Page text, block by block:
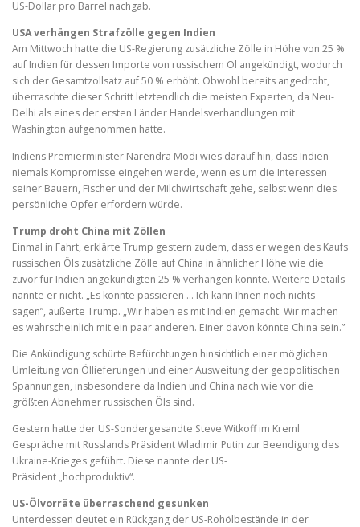
US-Dollar pro Barrel nachgab.
USA verhängen Strafzölle gegen Indien
Am Mittwoch hatte die US-Regierung zusätzliche Zölle in Höhe von 25 %
auf Indien für dessen Importe von russischem Öl angekündigt, wodurch
sich der Gesamtzollsatz auf 50 % erhöht. Obwohl bereits angedroht,
überraschte dieser Schritt letztendlich die meisten Experten, da Neu-
Delhi als eines der ersten Länder Handelsverhandlungen mit
Washington aufgenommen hatte.
Indiens Premierminister Narendra Modi wies darauf hin, dass Indien
niemals Kompromisse eingehen werde, wenn es um die Interessen
seiner Bauern, Fischer und der Milchwirtschaft gehe, selbst wenn dies
persönliche Opfer erfordern würde.
Trump droht China mit Zöllen
Einmal in Fahrt, erklärte Trump gestern zudem, dass er wegen des Kaufs
russischen Öls zusätzliche Zölle auf China in ähnlicher Höhe wie die
zuvor für Indien angekündigten 25 % verhängen könnte. Weitere Details
nannte er nicht. „Es könnte passieren … Ich kann Ihnen noch nichts
sagen”, äußerte Trump. „Wir haben es mit Indien gemacht. Wir machen
es wahrscheinlich mit ein paar anderen. Einer davon könnte China sein.”
Die Ankündigung schürte Befürchtungen hinsichtlich einer möglichen
Umleitung von Öllieferungen und einer Ausweitung der geopolitischen
Spannungen, insbesondere da Indien und China nach wie vor die
größten Abnehmer russischen Öls sind.
Gestern hatte der US-Sondergesandte Steve Witkoffim Kreml
Gespräche mit Russlands Präsident Wladimir Putin zur Beendigung des
Ukraine-Krieges geführt. Diese nannte der US-
Präsident „hochproduktiv“.
US-Ölvorräte überraschend gesunken
Unterdessen deutet ein Rückgang der US-Rohölbestände in der